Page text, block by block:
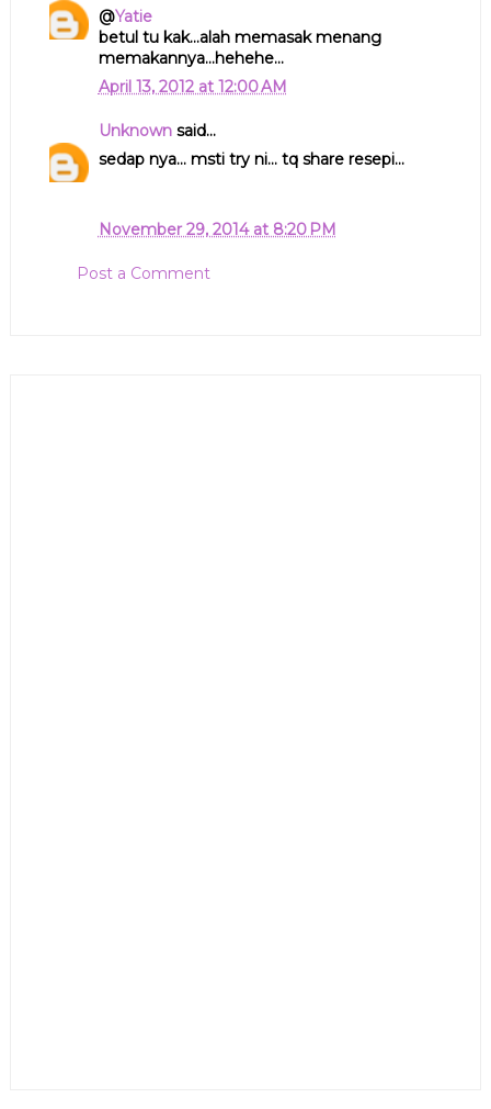
@Yatie
betul tu kak...alah memasak menang
memakannya...hehehe...
April 13, 2012 at 12:00 AM
Unknownsaid...
sedap nya... msti try ni... tq share resepi...
November 29, 2014 at 8:20 PM
Post a Comment